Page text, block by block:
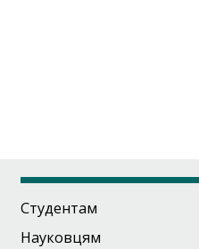
Студентам
Науковцям